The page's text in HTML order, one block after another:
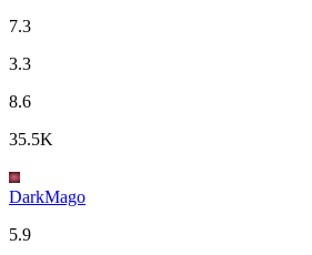
7.3
3.3
8.6
35.5K
DarkMago
5.9